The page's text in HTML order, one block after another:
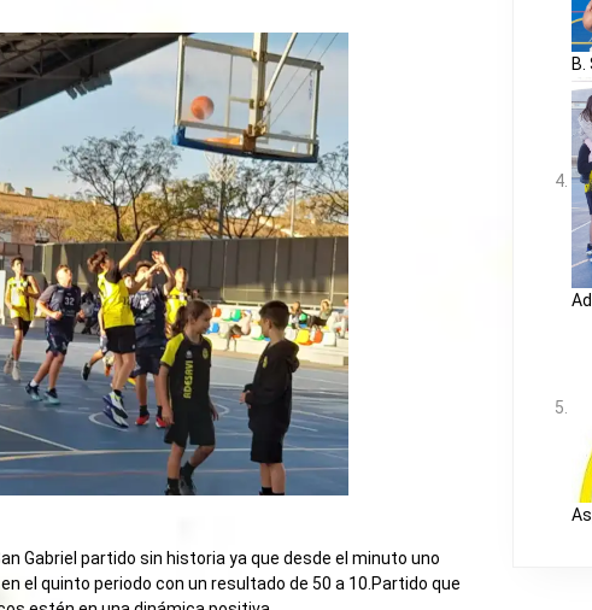
Gabriel partido sin historia ya que desde el minuto uno
el quinto periodo con un resultado de 50 a 10.Partido que
B.